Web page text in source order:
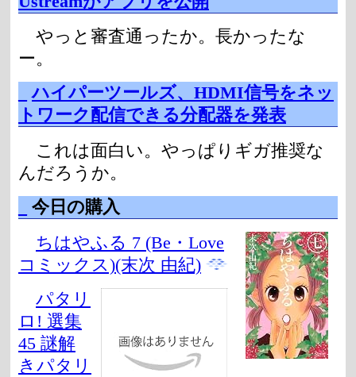
やっと審査通ったか。長かったな
ー。
ハイパーツールズ、HDMI信号をネッ
トワーク配信できる分配器を発表
これは面白い。やっぱりギガ推奨な
んだろうか。
今日の購入
ちはやふる 7 (Be・Love
コミックス)(末次 由紀)
パタリ
ロ! 選集
45 謎解
きパタリ